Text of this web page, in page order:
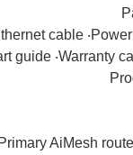
cable
guide ‧Warranty
AiMesh